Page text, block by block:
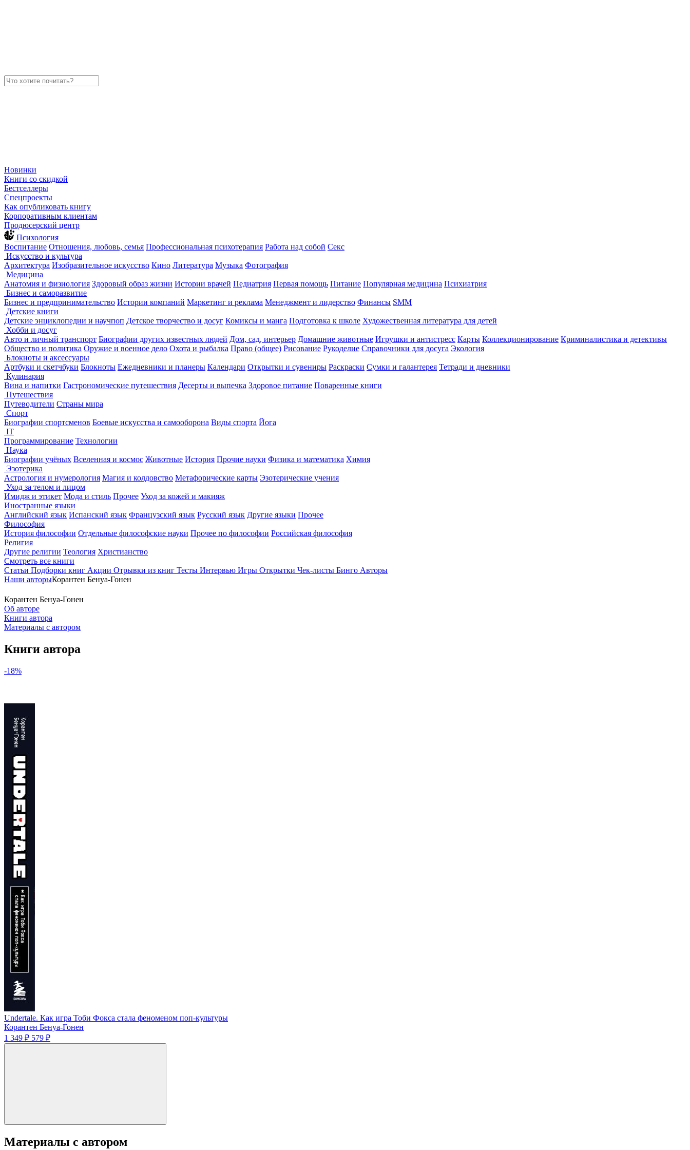
Новинки
Книги со скидкой
Бестселлеры
Спецпроекты
Как опубликовать книгу
Корпоративным клиентам
Продюсерский центр
Психология
Воспитание Отношения, любовь, семья Профессиональная психотерапия Работа над собой Секс
Искусство и культура
Архитектура Изобразительное искусство Кино Литература Музыка Фотография
Медицина
Анатомия и физиология Здоровый образ жизни Истории врачей Педиатрия Первая помощь Питание Популярная медицина Психиатрия
Бизнес и саморазвитие
Бизнес и предпринимательство Истории компаний Маркетинг и реклама Менеджмент и лидерство Финансы SMM
Детские книги
Детские энциклопедии и научпоп Детское творчество и досуг Комиксы и манга Подготовка к школе Художественная литература для детей
Хобби и досуг
Авто и личный транспорт Биографии других известных людей Дом, сад, интерьер Домашние животные Игрушки и антистресс Карты Коллекционирование Криминалистика и детективы
Общество и политика Оружие и военное дело Охота и рыбалка Право (общее) Рисование Рукоделие Справочники для досуга Экология
Блокноты и аксессуары
Артбуки и скетчбуки Блокноты Ежедневники и планеры Календари Открытки и сувениры Раскраски Сумки и галантерея Тетради и дневники
Кулинария
Вина и напитки Гастрономические путешествия Десерты и выпечка Здоровое питание Поваренные книги
Путешествия
Путеводители Страны мира
Спорт
Биографии спортсменов Боевые искусства и самооборона Виды спорта Йога
IT
Программирование Технологии
Наука
Биографии учёных Вселенная и космос Животные История Прочие науки Физика и математика Химия
Эзотерика
Астрология и нумерология Магия и колдовство Метафорические карты Эзотерические учения
Уход за телом и лицом
Имидж и этикет Мода и стиль Прочее Уход за кожей и макияж
Иностранные языки
Английский язык Испанский язык Французский язык Русский язык Другие языки Прочее
Философия
История философии Отдельные философские науки Прочее по философии Российская философия
Религия
Другие религии Теология Христианство
Смотреть все книги
Статьи Подборки книг Акции Отрывки из книг Тесты Интервью Игры Открытки Чек-листы Бинго Авторы
Наши авторыКорантен Бенуа-Гонен
Корантен Бенуа-Гонен
Об авторе
Книги автора
Материалы с автором
Книги автора
-18%
Undertale. Как игра Тоби Фокса стала феноменом поп-культуры
Корантен Бенуа-Гонен
1 349 ₽ 579 ₽
Материалы с автором